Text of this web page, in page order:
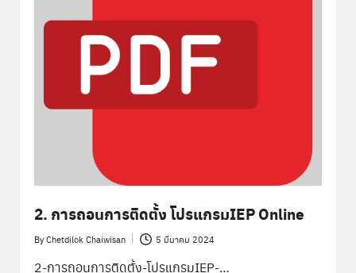
2. การถอนการติดตั้ง โปรแกรมIEP Online
Posted
by
ByChetdilok Chaiwisan 5 มีนาคม 2024
2-การถอนการติดตั้ง-โปรแกรมIEP-…